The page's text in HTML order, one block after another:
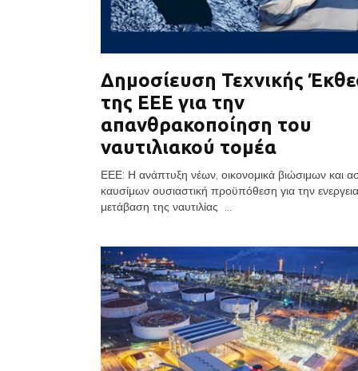
Δημοσίευση Τεχνικής
της ΕΕΕ για την
απανθρακοποίηση του
ναυτιλιακού τομέα
ΕΕΕ: Η ανάπτυξη νέων, οικονομικά βιώσιμων και
καυσίμων ουσιαστική προϋπόθεση για την
μετάβαση της ναυτιλίας ...